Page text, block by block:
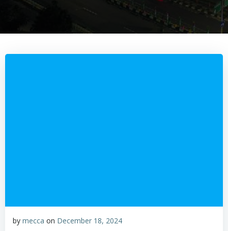
by mecca on December 18, 2024